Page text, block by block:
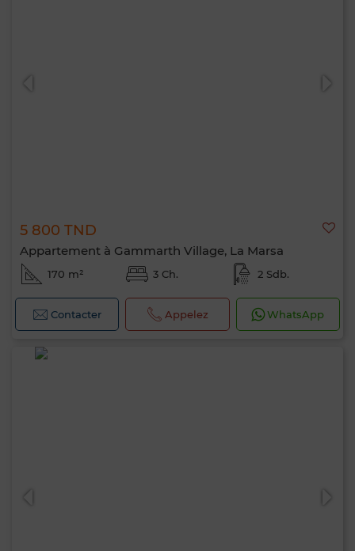
5 800 TND
Appartement à Gammarth Village, La Marsa
170 m² 3 Ch. 2 Sdb.
Contacter Appelez WhatsApp